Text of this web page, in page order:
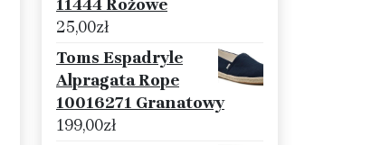
11444 Różowe
25,00zł
Toms Espadryle
Alpragata Rope
10016271 Granatowy
199,00zł